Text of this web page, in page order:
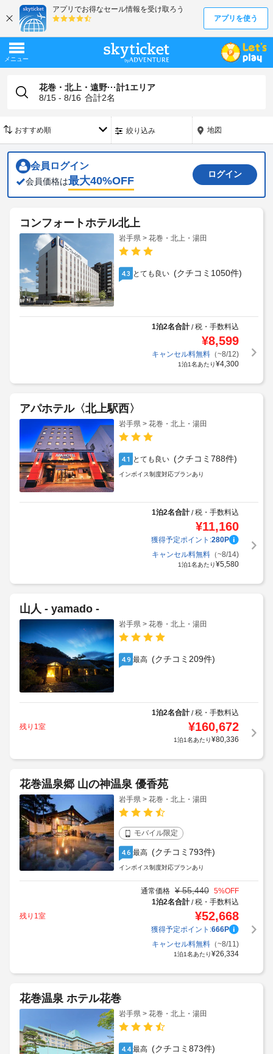
花巻・北上・遠野···計1エリア
8/15 - 8/16 合計2名
絞り込み 地図
会員ログイン
会員価格は最大40%OFF
ログイン
コンフォートホテル北上
岩手県 > 花巻・北上・湯田
4.3 とても良い (クチコミ1050件)
1泊2名合計/税・手数料込
¥8,599
キャンセル料無料（~8/12)
1泊1名あたり¥4,300
アパホテル〈北上駅西〉
岩手県 > 花巻・北上・湯田
4.1 とても良い (クチコミ788件)
インボイス制度対応プランあり
1泊2名合計/税・手数料込
¥11,160
獲得予定ポイント:280P
キャンセル料無料（~8/14)
1泊1名あたり¥5,580
山人 - yamado -
岩手県 > 花巻・北上・湯田
4.9 最高 (クチコミ209件)
1泊2名合計/税・手数料込
残り1室
¥160,672
1泊1名あたり¥80,336
花巻温泉郷 山の神温泉 優香苑
岩手県 > 花巻・北上・湯田
モバイル限定
4.6 最高 (クチコミ793件)
インボイス制度対応プランあり
通常価格 ¥ 55,440 5%OFF
1泊2名合計/税・手数料込
残り1室
¥52,668
獲得予定ポイント:666P
キャンセル料無料（~8/11)
1泊1名あたり¥26,334
花巻温泉 ホテル花巻
岩手県 > 花巻・北上・湯田
4.4 最高 (クチコミ873件)